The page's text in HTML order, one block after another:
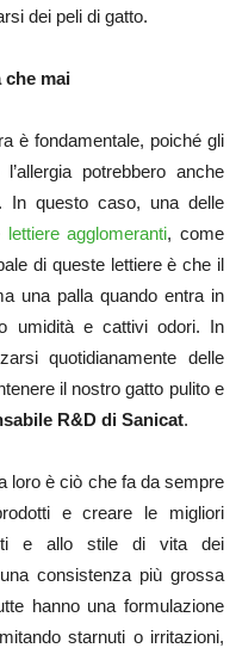
dei peli di gatto.
che mai
è fondamentale, poiché gli
potrebbero anche
In questo caso, una delle
lettiere agglomeranti, come
di queste lettiere è che il
una palla quando entra in
umidità e cattivi odori. In
quotidianamente delle
il nostro gatto pulito e
R&D di Sanicat.
loro è ciò che fa da sempre
e creare le migliori
e allo stile di vita dei
consistenza più grossa
hanno una formulazione
starnuti o irritazioni,